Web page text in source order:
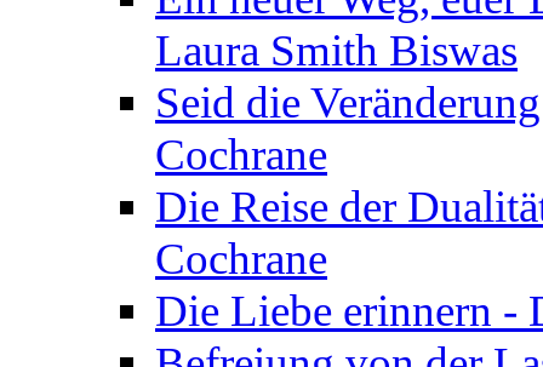
Laura Smith Biswas
Seid die
Cochrane
Die Reise der
Cochrane
Die Liebe erinnern -